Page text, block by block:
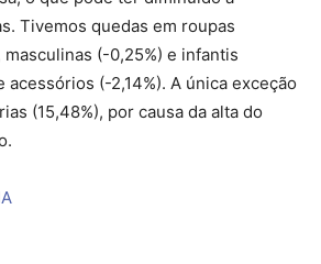
Tivemos quedas em roupas
(-0,25%) e infantis
acessórios (-2,14%). A única exceção
(15,48%), por causa da alta do